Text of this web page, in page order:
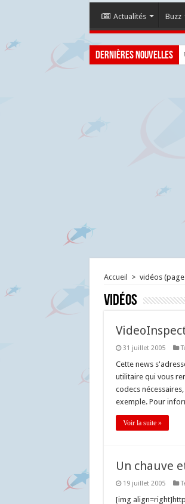
Actualités Buzz
Dernières nouvelles
Accueil > vidéos(page
vidéos
31 juillet 2005
Cette news
utilitaire qui vous
codecs
exemple. Pour
Voir la suite »
Un chauve
19 juillet 2005
[img